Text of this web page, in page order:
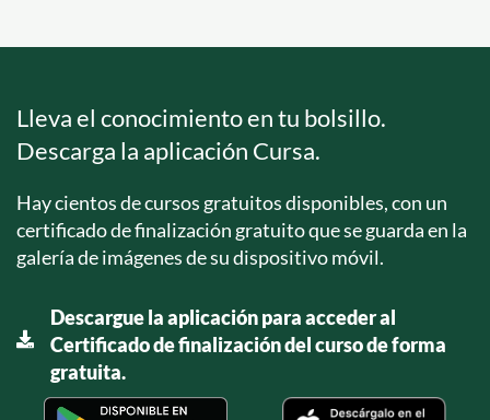
Lleva el conocimiento en tu bolsillo.
Descarga la aplicación Cursa.
Hay cientos de cursos gratuitos disponibles, con un
certificado de finalización gratuito que se guarda en la
galería de imágenes de su dispositivo móvil.
Descargue la aplicación para acceder al
Certificado de finalización del curso de forma
gratuita.